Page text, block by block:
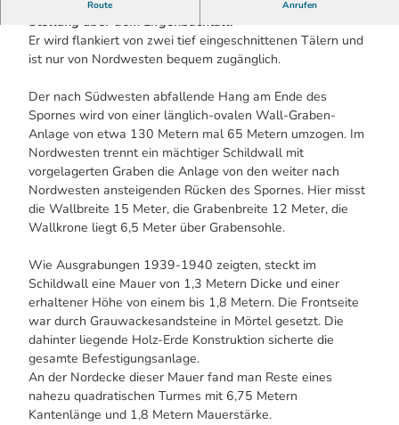
Route Anrufen
Der Ringwall lag auf steilen Sporn in beherrschender
Stellung über dem Eifgenbachtall.
Er wird flankiert von zwei tief eingeschnittenen Tälern und
ist nur von Nordwesten bequem zugänglich.
Der nach Südwesten abfallende Hang am Ende des
Spornes wird von einer länglich-ovalen Wall-Graben-
Anlage von etwa 130 Metern mal 65 Metern umzogen. Im
Nordwesten trennt ein mächtiger Schildwall mit
vorgelagerten Graben die Anlage von den weiter nach
Nordwesten ansteigenden Rücken des Spornes. Hier misst
die Wallbreite 15 Meter, die Grabenbreite 12 Meter, die
Wallkrone liegt 6,5 Meter über Grabensohle.
Wie Ausgrabungen 1939-1940 zeigten, steckt im
Schildwall eine Mauer von 1,3 Metern Dicke und einer
erhaltener Höhe von einem bis 1,8 Metern. Die Frontseite
war durch Grauwackesandsteine in Mörtel gesetzt. Die
dahinter liegende Holz-Erde Konstruktion sicherte die
gesamte Befestigungsanlage.
An der Nordecke dieser Mauer fand man Reste eines
nahezu quadratischen Turmes mit 6,75 Metern
Kantenlänge und 1,8 Metern Mauerstärke.